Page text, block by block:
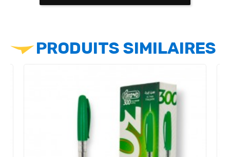
PRODUITS SIMILAIRES